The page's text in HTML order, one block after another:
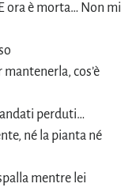
ora è morta… Non mi
cos’è
perduti…
né la pianta né
mentre lei